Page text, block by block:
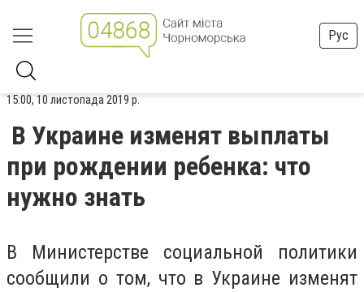
Рус
15:00, 10 листопада 2019 р.
В Украине изменят выплаты
при рождении ребенка: что
нужно знать
В Министерстве социальной политики
сообщили о том, что в Украине изменят